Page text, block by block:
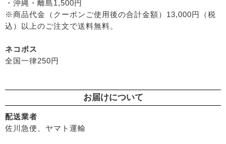
├無添加シャンプー
├無添加コンディショナーなど
├ヘアミスト・ヘアオイル
├界面活性剤不使用シャンプー
├メイク
├クレンジンク
├ハーブ研究所（山澤清）
├パルセイユ（ボンヌプランツ）
├
ぺカルト
├ロゴナ
├グリーンハートインターナショナル
├カンホアの塩
├マルカワ味噌
├ヤマヒサ
・沖縄・離島1,500円
※商品代金（クーポンご使用後の合計金額）13,000円（税
込）以上のご注文で送料無料。
ネコポス
全国一律250円
お届けについて
配送業者
佐川急便、ヤマト運輸